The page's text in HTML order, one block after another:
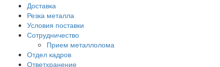
Доставка
Резка металла
Условия поставки
Сотрудничество
Прием металлолома
Отдел кадров
Ответхранение